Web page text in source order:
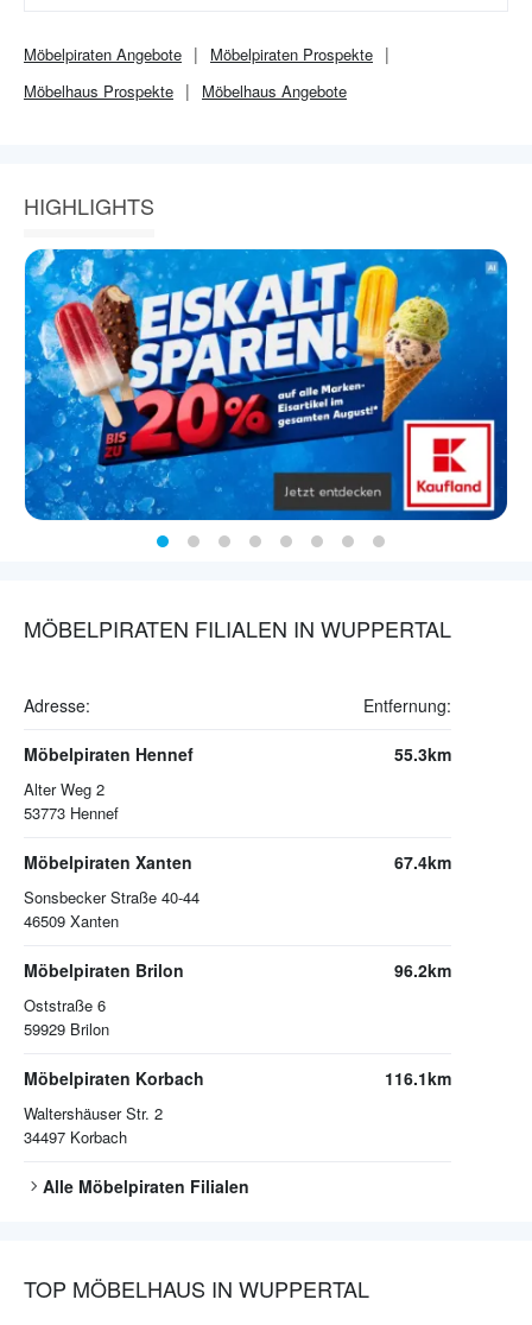
Möbelpiraten Angebote Möbelpiraten Prospekte
Möbelhaus Prospekte Möbelhaus Angebote
HIGHLIGHTS
MÖBELPIRATEN FILIALEN IN WUPPERTAL
Adresse: Entfernung:
Möbelpiraten Hennef
Alter Weg 2
53773 Hennef
55.3km
Möbelpiraten Xanten
Sonsbecker Straße 40-44
46509 Xanten
67.4km
Möbelpiraten Brilon
Oststraße 6
59929 Brilon
96.2km
Möbelpiraten Korbach
Waltershäuser Str. 2
34497 Korbach
116.1km
Alle Möbelpiraten Filialen
TOP MÖBELHAUS IN WUPPERTAL